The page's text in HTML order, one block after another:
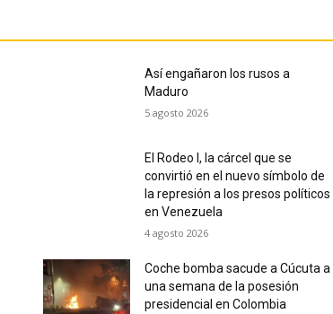
Así engañaron los rusos a
Maduro
5 agosto 2026
El Rodeo I, la cárcel que se
convirtió en el nuevo símbolo de
la represión a los presos políticos
en Venezuela
4 agosto 2026
Coche bomba sacude a Cúcuta a
una semana de la posesión
presidencial en Colombia